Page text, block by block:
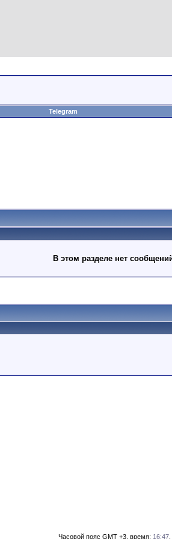
Telegram
В этом разделе нет
Часовой пояс GMT +3, время: 16:47.